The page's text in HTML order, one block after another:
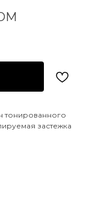
тонированного
застежка